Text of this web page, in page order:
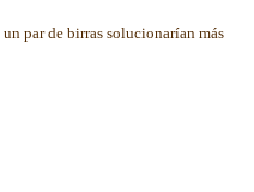
par de birras solucionarían más